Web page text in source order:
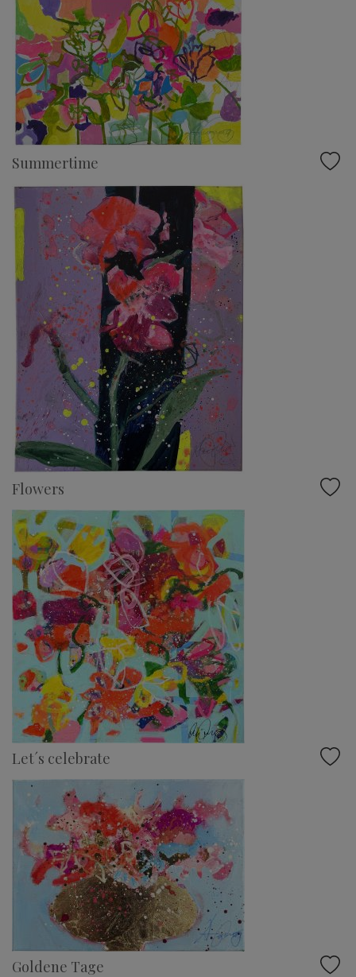
Summertime
Flowers
Let´s celebrate
Goldene Tage